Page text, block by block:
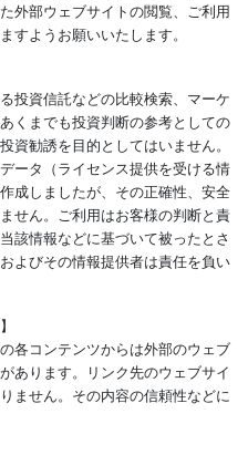
外部ウェブサイトの閲覧、ご利用
すようお願いいたします。
投資信託などの比較検索、マーケ
くまでも投資判断の参考としての
資勧誘を目的としてはいません。
ータ（ライセンス提供を受ける情
成しましたが、その正確性、安全
せん。ご利用はお客様の判断と責
該情報などに基づいて被ったとさ
よびその情報提供者は責任を負い
各コンテンツからは外部のウェブ
あります。リンク先のウェブサイ
ません。その内容の信頼性などに